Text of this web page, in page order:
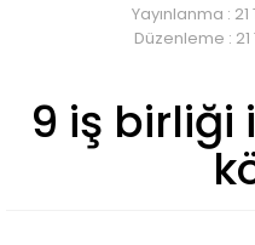
Yayınlanma :
Düzenleme :
9 iş birliği